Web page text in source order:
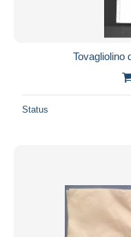
Tovagliolino
Status